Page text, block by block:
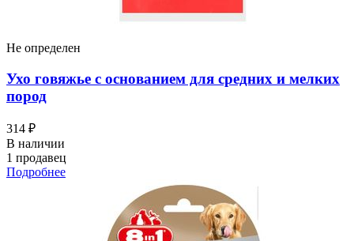
Не определен
Ухо говяжье с основанием для средних и мелких
пород
314 ₽
В наличии
1 продавец
Подробнее